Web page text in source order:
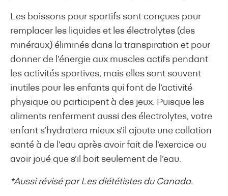
Les boissons pour sportifs sont conçues pour
remplacer les liquides et les électrolytes (des
minéraux) éliminés dans la transpiration et pour
donner de l’énergie aux muscles actifs pendant
les activités sportives, mais elles sont souvent
inutiles pour les enfants qui font de l’activité
physique ou participent à des jeux. Puisque les
aliments renferment aussi des électrolytes, votre
enfant s’hydratera mieux s’il ajoute une collation
santé à de l’eau après avoir fait de l’exercice ou
avoir joué que s’il boit seulement de l’eau.
*Aussi révisé par Les diététistes du Canada.